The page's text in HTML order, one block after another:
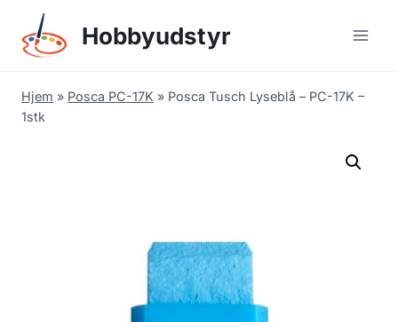
content
Hobbyudstyr
Hjem » Posca PC-17K » Posca Tusch Lyseblå – PC-17K –
1stk